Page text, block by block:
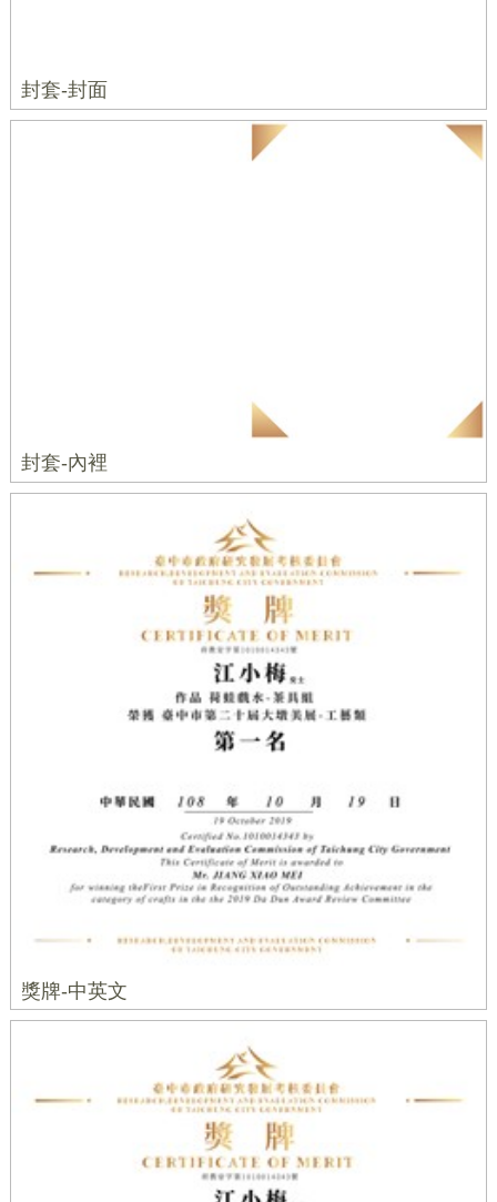
封套-封面
封套-內裡
獎牌-中英文